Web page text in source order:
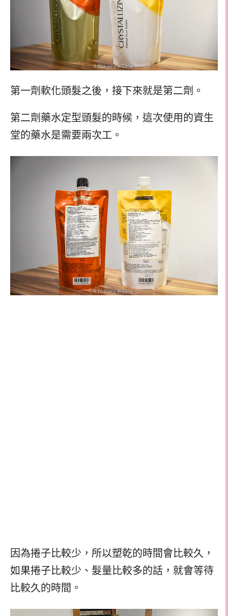
第一劑軟化頭髮之後，接下來就是第二劑。
第二劑藥水定型頭髮的時候，這次使用的資生
堂的藥水是需要兩次工。
因為捲子比較少，所以塑乾的時間會比較久，
如果捲子比較少、髮量比較多的話，就會等待
比較久的時間。